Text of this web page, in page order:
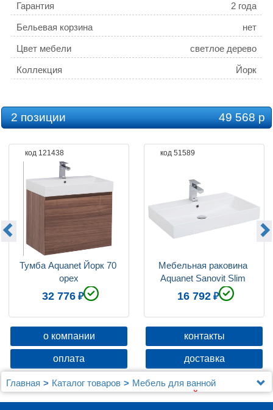
Гарантия 2 года
Бельевая корзина нет
Цвет мебели светлое дерево
Коллекция Йорк
2 позиции 49 568 р
код 121438
Тумба Aquanet Йорк 70
орех
32 776
код 51589
Мебельная раковина
Aquanet Sanovit Slim
Synergy 70
16 792
о компании контакты
оплата доставка
Главная Каталог товаров
Мебель для ванной
Aquanet
Мебель для ванной Aquanet Йорк 70 орех